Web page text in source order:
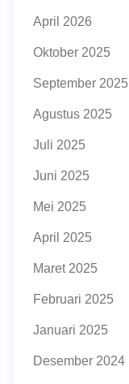
April 2026
Oktober 2025
September 2025
Agustus 2025
Juli 2025
Juni 2025
Mei 2025
April 2025
Maret 2025
Februari 2025
Januari 2025
Desember 2024